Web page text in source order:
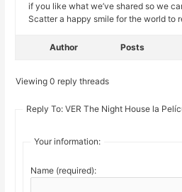
if you like what we’ve shared so we
Scatter a happy smile for the world to
Author Posts
Viewing 0 reply threads
Reply To: VER The Night House la
Your information:
Name (required):